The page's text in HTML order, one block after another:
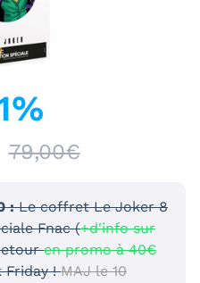
%
79,00€
:Le coffret Le Joker 8
Fnac (+d'info sur
en promo à 40€
Friday !MAJ le 10